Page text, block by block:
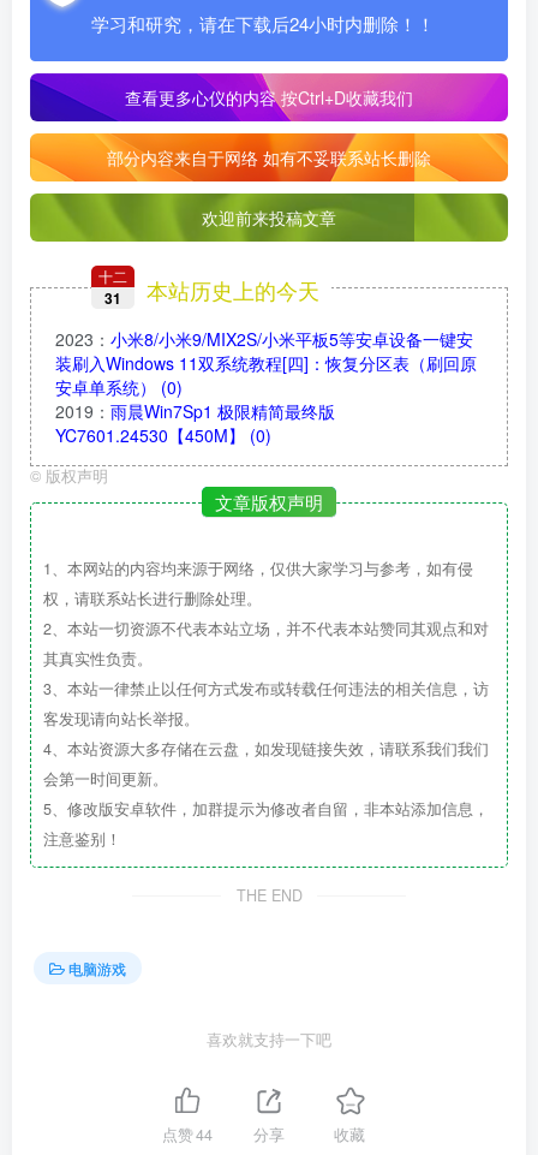
学习和研究，请在下载后24小时内删除！！
查看更多心仪的内容按Ctrl+D收藏我们
部分内容来自于网络 如有不妥联系站长删除
欢迎前来投稿文章
十二
31 本站历史上的今天
2023 ： 小米8/小米9/MIX2S/小米平板5等安卓设备一键安
装刷入Windows 11双系统教程[四]：恢复分区表（刷回原
安卓单系统） (0)
2019 ： 雨晨Win7Sp1 极限精简最终版
YC7601.24530【450M】 (0)
© 版权声明
文章版权声明
1、本网站的内容均来源于网络，仅供大家学习与参考，如有侵
权，请联系站长进行删除处理。
2、本站一切资源不代表本站立场，并不代表本站赞同其观点和对
其真实性负责。
3、本站一律禁止以任何方式发布或转载任何违法的相关信息，访
客发现请向站长举报。
4、本站资源大多存储在云盘，如发现链接失效，请联系我们我们
会第一时间更新。
5、修改版安卓软件，加群提示为修改者自留，非本站添加信息，
注意鉴别！
THE END
电脑游戏
喜欢就支持一下吧
点赞44 分享 收藏